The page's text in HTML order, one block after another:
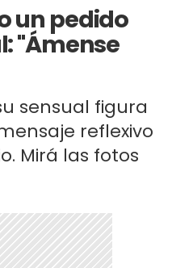
un pedido
"Ámense
sensual figura
reflexivo
Mirá las fotos